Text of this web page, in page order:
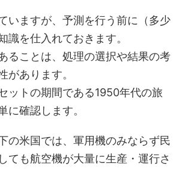
いますが、予測を行う前に（多少
識を仕入れておきます。
ることは、処理の選択や結果の考
があります。
ットの期間である1950年代の旅
に確認します。
の米国では、軍用機のみならず民
ても航空機が大量に生産・運行さ